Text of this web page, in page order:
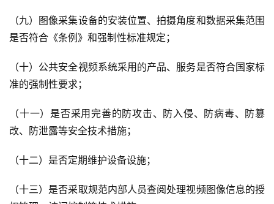
（九）图像采集设备的安装位置、拍摄角度和数据采集范围
是否符合《条例》和强制性标准规定；
（十）公共安全视频系统采用的产品、服务是否符合国家标
准的强制性要求；
（十一）是否采用完善的防攻击、防入侵、防病毒、防篡
改、防泄露等安全技术措施；
（十二）是否定期维护设备设施；
（十三）是否采取规范内部人员查阅处理视频图像信息的授